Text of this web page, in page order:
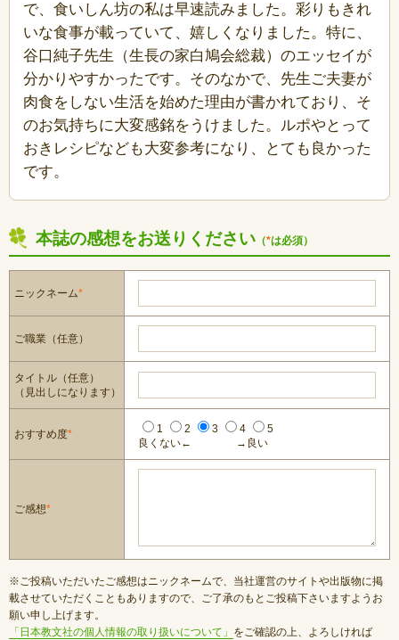
で、食いしん坊の私は早速読みました。彩りもきれ
いな食事が載っていて、嬉しくなりました。特に、
谷口純子先生（生長の家白鳩会総裁）のエッセイが
分かりやすかったです。そのなかで、先生ご夫妻が
肉食をしない生活を始めた理由が書かれており、そ
のお気持ちに大変感銘をうけました。ルポやとって
おきレシピなども大変参考になり、とても良かった
です。
本誌の感想をお送りください （*は必須）
ニックネーム*
ご職業（任意）
タイトル（任意）
（見出しになります）
おすすめ度* 1 2 3 4
5
良くない←
→良い
ご感想*
※ご投稿いただいたご感想はニックネームで、当社運営のサイトや出版物に掲
載させていただくこともありますので、ご了承のもとご投稿下さいますようお
願い申し上げます。
「日本教文社の個人情報の取り扱いについて」 をご確認の上、よろしければ